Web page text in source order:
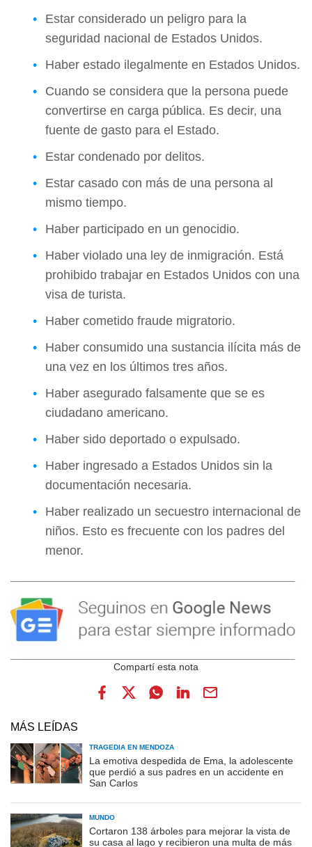
Estar considerado un peligro para la
seguridad nacional de Estados Unidos.
Haber estado ilegalmente en Estados Unidos.
Cuando se considera que la persona puede
convertirse en carga pública. Es decir, una
fuente de gasto para el Estado.
Estar condenado por delitos.
Estar casado con más de una persona al
mismo tiempo.
Haber participado en un genocidio.
Haber violado una ley de inmigración. Está
prohibido trabajar en Estados Unidos con una
visa de turista.
Haber cometido fraude migratorio.
Haber consumido una sustancia ilícita más de
una vez en los últimos tres años.
Haber asegurado falsamente que se es
ciudadano americano.
Haber sido deportado o expulsado.
Haber ingresado a Estados Unidos sin la
documentación necesaria.
Haber realizado un secuestro internacional de
niños. Esto es frecuente con los padres del
menor.
MÁS LEÍDAS
TRAGEDIA EN MENDOZA
La emotiva despedida de Ema, la adolescente
que perdió a sus padres en un accidente en
San Carlos
MUNDO
Cortaron 138 árboles para mejorar la vista de
su casa al lago y recibieron una multa de más